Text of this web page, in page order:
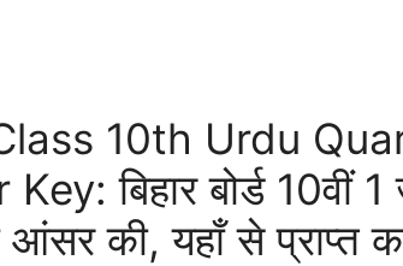
10th Urdu
बिहार बोर्ड 10वीं 1
आंसर की, यहाँ से प्राप्त